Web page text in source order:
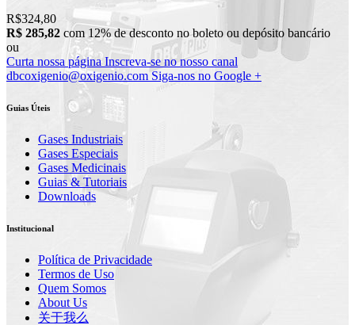
R$324,80
R$ 285,82 com 12% de desconto no boleto ou depósito bancário
ou
Curta nossa página Inscreva-se no nosso canal
dbcoxigenio@oxigenio.com Siga-nos no Google +
Guias Úteis
Gases Industriais
Gases Especiais
Gases Medicinais
Guias & Tutoriais
Downloads
Institucional
Política de Privacidade
Termos de Uso
Quem Somos
About Us
关于我么